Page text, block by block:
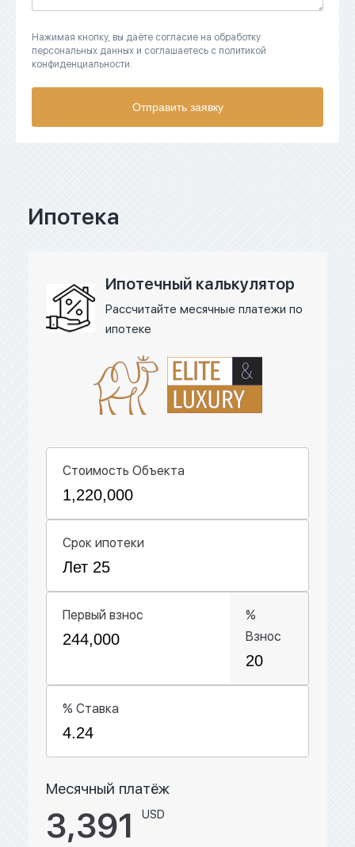
Нажимая кнопку, вы даёте согласие на обработку
персональных данных и соглашаетесь с политикой
конфиденциальности.
Отправить заявку
Ипотека
Ипотечный калькулятор
Рассчитайте месячные платежи по
ипотеке
Стоимость Объекта
Срок ипотеки
Первый взнос
%
Взнос
% Ставка
Месячный платёж
3,391 USD